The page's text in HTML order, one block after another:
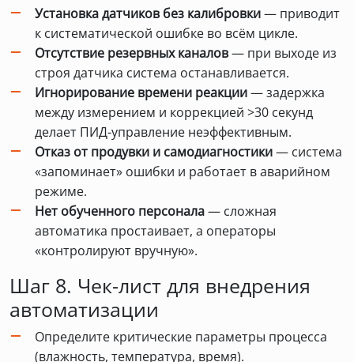
Установка датчиков без калибровки— приводит
к систематической ошибке во всём цикле.
Отсутствие резервных каналов— при выходе из
строя датчика система останавливается.
Игнорирование времени реакции— задержка
между измерением и коррекцией >30 секунд
делает ПИД-управление неэффективным.
Отказ от продувки и самодиагностики— система
«запоминает» ошибки и работает в аварийном
режиме.
Нет обученного персонала— сложная
автоматика простаивает, а операторы
«контролируют вручную».
Шаг 8. Чек-лист для внедрения
автоматизации
Определите критические параметры процесса
(влажность, температура, время).